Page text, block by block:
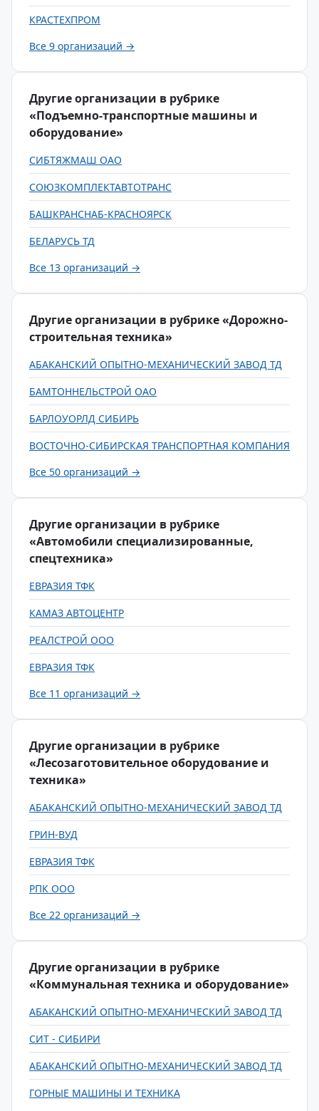
КРАСТЕХПРОМ
Все 9 организаций →
Другие организации в рубрике
«Подъемно-транспортные машины и
оборудование»
СИБТЯЖМАШ ОАО
СОЮЗКОМПЛЕКТАВТОТРАНС
БАШКРАНСНАБ-КРАСНОЯРСК
БЕЛАРУСЬ ТД
Все 13 организаций →
Другие организации в рубрике «Дорожно-
строительная техника»
АБАКАНСКИЙ ОПЫТНО-МЕХАНИЧЕСКИЙ ЗАВОД ТД
БАМТОННЕЛЬСТРОЙ ОАО
БАРЛОУОРЛД СИБИРЬ
ВОСТОЧНО-СИБИРСКАЯ ТРАНСПОРТНАЯ КОМПАНИЯ
Все 50 организаций →
Другие организации в рубрике
«Автомобили специализированные,
спецтехника»
ЕВРАЗИЯ ТФК
КАМАЗ АВТОЦЕНТР
РЕАЛСТРОЙ ООО
ЕВРАЗИЯ ТФК
Все 11 организаций →
Другие организации в рубрике
«Лесозаготовительное оборудование и
техника»
АБАКАНСКИЙ ОПЫТНО-МЕХАНИЧЕСКИЙ ЗАВОД ТД
ГРИН-ВУД
ЕВРАЗИЯ ТФК
РПК ООО
Все 22 организаций →
Другие организации в рубрике
«Коммунальная техника и оборудование»
АБАКАНСКИЙ ОПЫТНО-МЕХАНИЧЕСКИЙ ЗАВОД ТД
СИТ - СИБИРИ
АБАКАНСКИЙ ОПЫТНО-МЕХАНИЧЕСКИЙ ЗАВОД ТД
ГОРНЫЕ МАШИНЫ И ТЕХНИКА